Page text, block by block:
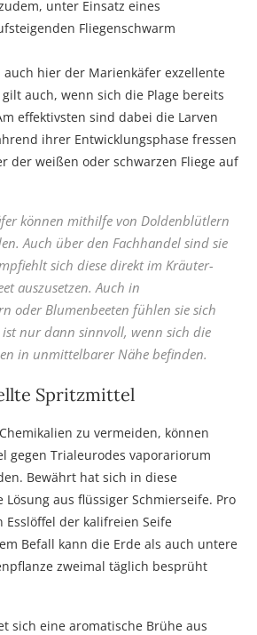
unter Einsatz eines
Fliegenschwarm
hier der Marienkäfer exzellente
auch, wenn sich die Plage bereits
effektivsten sind dabei die Larven
ihrer Entwicklungsphase fressen
der weißen oder schwarzen Fliege auf
können mithilfe von Doldenblütlern
Auch über den Fachhandel sind sie
sich diese direkt im Kräuter-
auszusetzen. Auch in
oder Blumenbeeten fühlen sie sich
ist nur dann sinnvoll, wenn sich die
in unmittelbarer Nähe befinden.
Spritzmittel
zu vermeiden, können
gegen Trialeurodes vaporariorum
Bewährt hat sich in diese
Lösung aus flüssiger Schmierseife. Pro
Esslöffel der kalifreien Seife
Befall kann die Erde als auch untere
zweimal täglich besprüht
sich eine aromatische Brühe aus